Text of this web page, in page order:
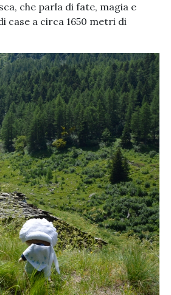
che parla di fate, magia e
case a circa 1650 metri di